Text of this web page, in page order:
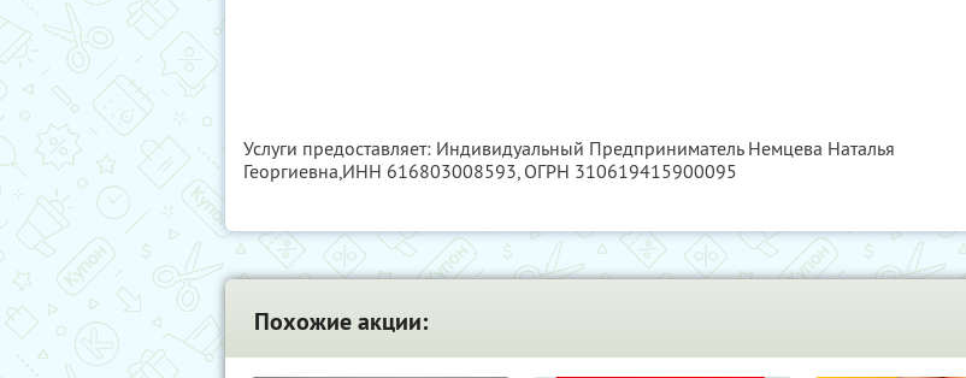
Услуги предоставляет: Индивидуальный Предприниматель Немцева Наталья
Георгиевна,ИНН 616803008593, ОГРН 310619415900095
Похожие акции: